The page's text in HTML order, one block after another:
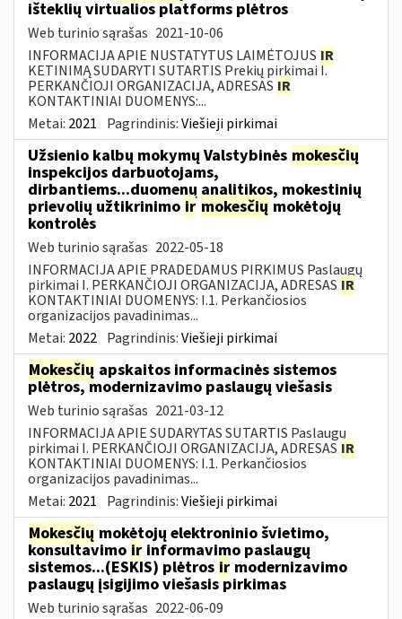
išteklių virtualios platforms plėtros
Web turinio sąrašas 2021-10-06
INFORMACIJA APIE NUSTATYTUS LAIMĖTOJUS IR
KETINIMĄ SUDARYTI SUTARTIS Prekių pirkimai I.
PERKANČIOJI ORGANIZACIJA, ADRESAS IR
KONTAKTINIAI DUOMENYS:...
Metai: 2021 Pagrindinis:Viešieji pirkimai
Užsienio kalbų mokymų Valstybinės mokesčių
inspekcijos darbuotojams,
dirbantiems...duomenų analitikos, mokestinių
prievolių užtikrinimo ir mokesčių mokėtojų
kontrolės
Web turinio sąrašas 2022-05-18
INFORMACIJA APIE PRADEDAMUS PIRKIMUS Paslaugų
pirkimai I. PERKANČIOJI ORGANIZACIJA, ADRESAS IR
KONTAKTINIAI DUOMENYS: I.1. Perkančiosios
organizacijos pavadinimas...
Metai: 2022 Pagrindinis:Viešieji pirkimai
Mokesčių apskaitos informacinės sistemos
plėtros, modernizavimo paslaugų viešasis
Web turinio sąrašas 2021-03-12
INFORMACIJA APIE SUDARYTAS SUTARTIS Paslaugų
pirkimai I. PERKANČIOJI ORGANIZACIJA, ADRESAS IR
KONTAKTINIAI DUOMENYS: I.1. Perkančiosios
organizacijos pavadinimas...
Metai: 2021 Pagrindinis:Viešieji pirkimai
Mokesčių mokėtojų elektroninio švietimo,
konsultavimo ir informavimo paslaugų
sistemos...(ESKIS) plėtros ir modernizavimo
paslaugų įsigijimo viešasis pirkimas
Web turinio sąrašas 2022-06-09